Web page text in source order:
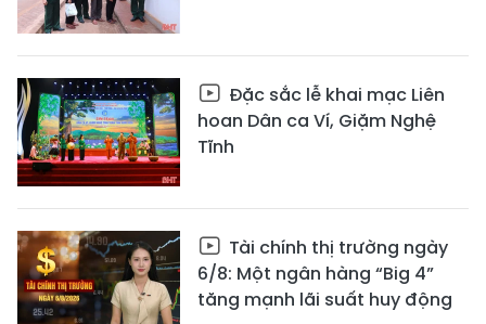
Đặc sắc lễ khai mạc Liên
hoan Dân ca Ví, Giặm Nghệ
Tĩnh
Tài chính thị trường ngày
6/8: Một ngân hàng “Big 4”
tăng mạnh lãi suất huy động